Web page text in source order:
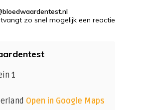
zo snel mogelijk een reactie
1
Open in Google Maps